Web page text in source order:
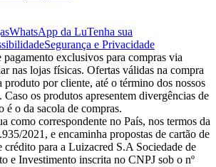
WhatsApp da LuTenha sua
Segurança e Privacidade
pagamento exclusivos para compras via
nas lojas físicas. Ofertas válidas na compra
produto por cliente, até o término dos nossos
Caso os produtos apresentem divergências de
é o da sacola de compras.
como correspondente no País, nos termos da
2021, e encaminha propostas de cartão de
crédito para a Luizacred S.A Sociedade de
e Investimento inscrita no CNPJ sob o nº